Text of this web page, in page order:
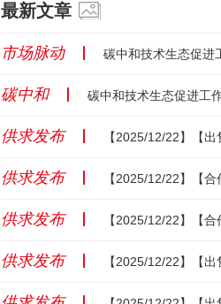
最新文章
市场脉动 碳中和技术生态促进工作委员会成立大会暨工
碳中和 碳中和技术生态促进工作委员会成立大会暨工业
供求发布 【2025/12/22】【
供求发布 【2025/12/22】【合
供求发布 【2025/12/22】【
供求发布 【2025/12/22】【